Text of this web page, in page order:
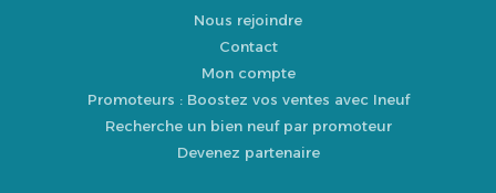
Nous rejoindre
Contact
Mon compte
Promoteurs : Boostez vos ventes avec Ineuf
Recherche un bien neuf par promoteur
Devenez partenaire